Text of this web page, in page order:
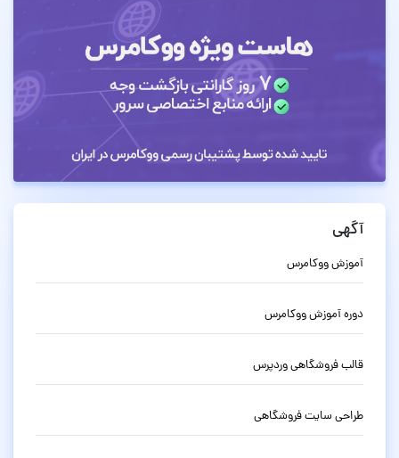
آگهی
آموزش ووکامرس
دوره آموزش ووکامرس
قالب فروشگاهی وردپرس
طراحی سایت فروشگاهی